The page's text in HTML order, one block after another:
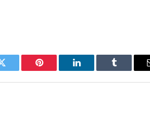
Twitter Pinterest LinkedIn Tumblr